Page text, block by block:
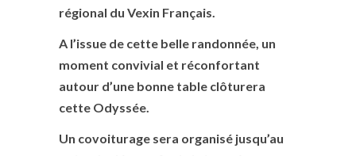
régional du Vexin Français.
A l’issue de cette belle randonnée, un
moment convivial et réconfortant
autour d’une bonne table clôturera
cette Odyssée.
Un covoiturage sera organisé jusqu’au